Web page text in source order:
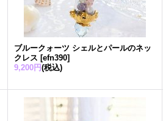
ブルークォーツ シェルとパールのネッ
クレス [efn390]
9,200円(税込)